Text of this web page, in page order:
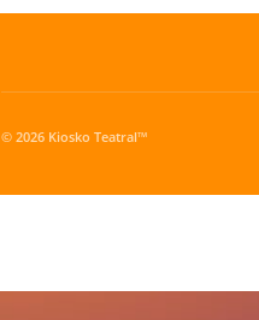
© 2026 Kiosko Teatral™